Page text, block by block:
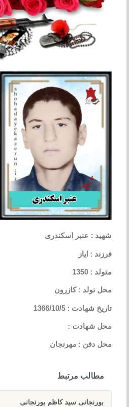
شهید : عنبر اسکندری
فرزند : ایاز
متولد : 1350
محل تولد : کازرون
تاریخ شهادت : 1366/10/5
محل شهادت :
محل دفن : مهرنجان
مطالب مرتبط
بورنجانی سید کاظم بورنجانی